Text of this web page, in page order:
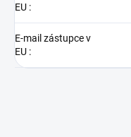
EU :
E-mail zástupce v
EU :